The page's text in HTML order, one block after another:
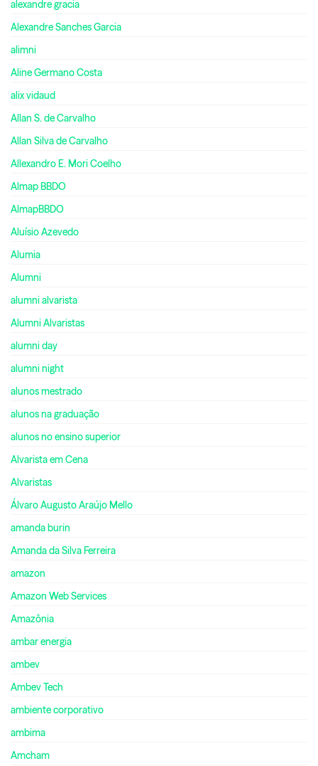
alexandre gracia
Alexandre Sanches Garcia
alimni
Aline Germano Costa
alix vidaud
Allan S. de Carvalho
Allan Silva de Carvalho
Allexandro E. Mori Coelho
Almap BBDO
AlmapBBDO
Aluísio Azevedo
Alumia
Alumni
alumni alvarista
Alumni Alvaristas
alumni day
alumni night
alunos mestrado
alunos na graduação
alunos no ensino superior
Alvarista em Cena
Alvaristas
Álvaro Augusto Araújo Mello
amanda burin
Amanda da Silva Ferreira
amazon
Amazon Web Services
Amazônia
ambar energia
ambev
Ambev Tech
ambiente corporativo
ambima
Amcham